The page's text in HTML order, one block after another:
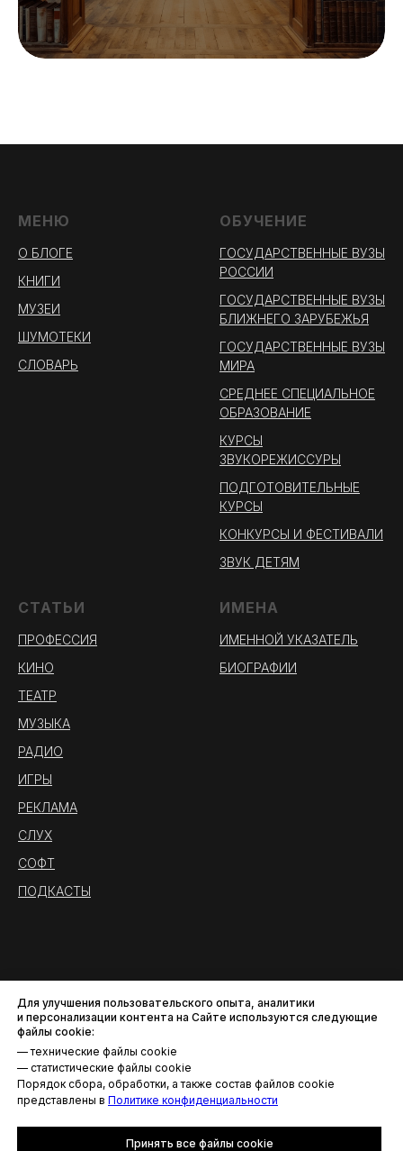
Для улучшения пользовательского опыта, аналитики
и персонализации контента на Сайте используются следующие
файлы cookie:
— технические файлы cookie
— статистические файлы cookie
Порядок сбора, обработки, а также состав файлов cookie
представлены в Политике конфиденциальности
Принять все файлы cookie
МЕНЮ
О БЛОГЕ
КНИГИ
МУЗЕИ
ШУМОТЕКИ
СЛОВАРЬ
ОБУЧЕНИЕ
ГОСУДАРСТВЕННЫЕ ВУЗЫ
РОССИИ
ГОСУДАРСТВЕННЫЕ ВУЗЫ
БЛИЖНЕГО ЗАРУБЕЖЬЯ
ГОСУДАРСТВЕННЫЕ ВУЗЫ
МИРА
СРЕДНЕЕ СПЕЦИАЛЬНОЕ
ОБРАЗОВАНИЕ
КУРСЫ
ЗВУКОРЕЖИССУРЫ
ПОДГОТОВИТЕЛЬНЫЕ
КУРСЫ
КОНКУРСЫ И ФЕСТИВАЛИ
ЗВУК ДЕТЯМ
СТАТЬИ
ПРОФЕССИЯ
КИНО
ТЕАТР
МУЗЫКА
РАДИО
ИГРЫ
РЕКЛАМА
СЛУХ
СОФТ
ПОДКАСТЫ
ИМЕНА
ИМЕННОЙ УКАЗАТЕЛЬ
БИОГРАФИИ
Политика конфиденциальности
© AROUND THE SOUND. Все права защищены.